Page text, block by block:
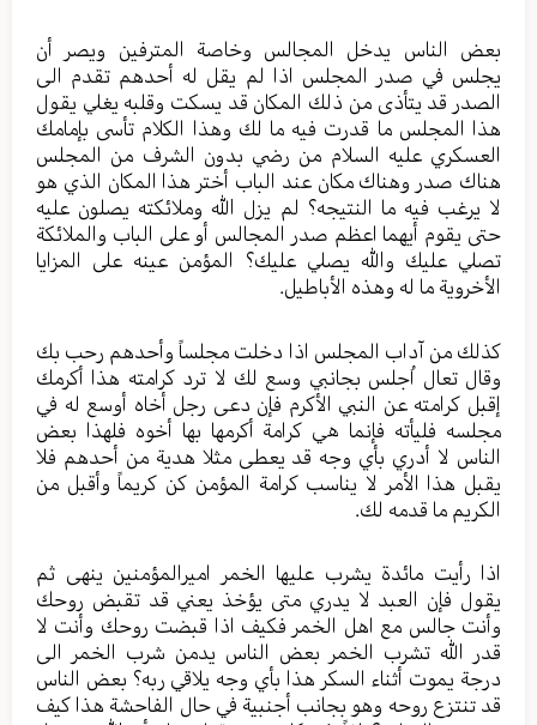
بعض الناس يدخل المجالس وخاصة المترفين ويصر أن
يجلس في صدر المجلس اذا لم يقل له أحدهم تقدم الى
الصدر قد يتأذى من ذلك المكان قد يسكت وقلبه يغلي يقول
هذا المجلس ما قدرت فيه ما لك وهذا الكلام تأسى بإمامك
العسكري عليه السلام من رضي بدون الشرف من المجلس
هناك صدر وهناك مكان عند الباب أختر هذا المكان الذي هو
لا يرغب فيه ما النتيجه؟ لم يزل الله وملائكته يصلون عليه
حتى يقوم أيهما اعظم صدر المجالس أو على الباب والملائكة
تصلي عليك والله يصلي عليك؟ المؤمن عينه على المزايا
الأخروية ما له وهذه الأباطيل.
كذلك من آداب المجلس اذا دخلت مجلساً وأحدهم رحب بك
وقال تعال اُجلس بجانبي وسع لك لا ترد كرامته هذا أكرمك
إقبل كرامته عن النبي الأكرم فإن دعى رجل أخاه أوسع له في
مجلسه فليأته فإنما هي كرامة أكرمها بها أخوه فلهذا بعض
الناس لا أدري بأي وجه قد يعطى مثلا هدية من أحدهم فلا
يقبل هذا الأمر لا يناسب كرامة المؤمن كن كريماً وأقبل من
الكريم ما قدمه لك.
اذا رأيت مائدة يشرب عليها الخمر اميرالمؤمنين ينهى ثم
يقول فإن العبد لا يدري متى يؤخذ يعني قد تقبض روحك
وأنت جالس مع اهل الخمر فكيف اذا قبضت روحك وأنت لا
قدر الله تشرب الخمر بعض الناس يدمن شرب الخمر الى
درجة يموت أثناء السكر هذا بأي وجه يلاقي ربه؟ بعض الناس
قد تنتزع روحه وهو بجانب أجنبية في حال الفاحشة هذا كيف